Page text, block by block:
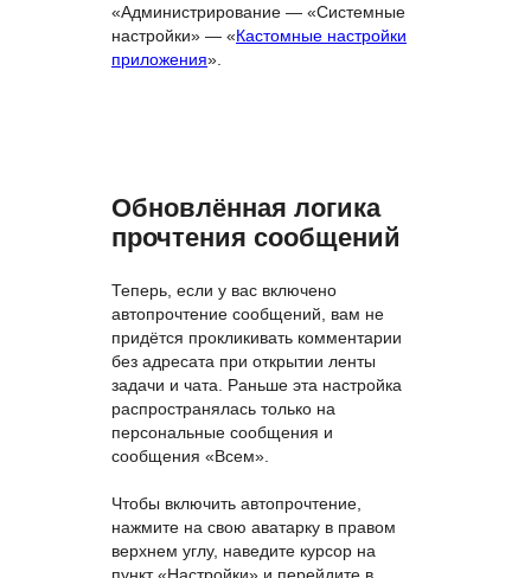
«Администрирование — «Системные
настройки» — «Кастомные настройки
приложения».
Обновлённая логика
прочтения сообщений
Теперь, если у вас включено
автопрочтение сообщений, вам не
придётся прокликивать комментарии
без адресата при открытии ленты
задачи и чата. Раньше эта настройка
распространялась только на
персональные сообщения и
сообщения «Всем».
Чтобы включить автопрочтение,
нажмите на свою аватарку в правом
верхнем углу, наведите курсор на